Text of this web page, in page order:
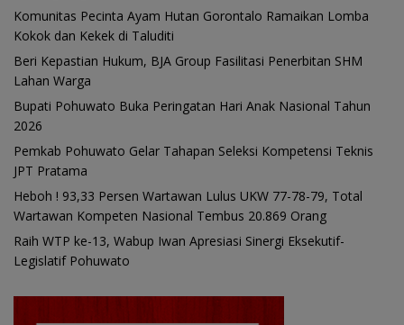
Komunitas Pecinta Ayam Hutan Gorontalo Ramaikan Lomba
Kokok dan Kekek di Taluditi
Beri Kepastian Hukum, BJA Group Fasilitasi Penerbitan SHM
Lahan Warga
Bupati Pohuwato Buka Peringatan Hari Anak Nasional Tahun
2026
Pemkab Pohuwato Gelar Tahapan Seleksi Kompetensi Teknis
JPT Pratama
Heboh ! 93,33 Persen Wartawan Lulus UKW 77-78-79, Total
Wartawan Kompeten Nasional Tembus 20.869 Orang
Raih WTP ke-13, Wabup Iwan Apresiasi Sinergi Eksekutif-
Legislatif Pohuwato